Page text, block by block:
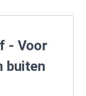
- Voor
buiten